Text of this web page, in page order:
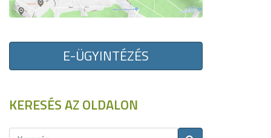
E-ÜGYINTÉZÉS
KERESÉS AZ OLDALON